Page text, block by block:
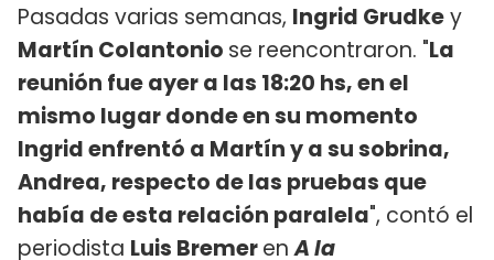
Pasadas varias semanas, Ingrid Grudkey
Martín Colantonio se reencontraron. "La
reunión fue ayer a las 18:20 hs, en el
mismo lugar donde en su momento
Ingrid enfrentó a Martín y a su sobrina,
Andrea, respecto de las pruebas que
había de esta relación paralela", contó el
periodista Luis BremerenA la